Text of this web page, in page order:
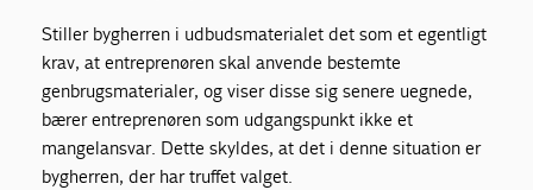
Stiller bygherren i udbudsmaterialet det som et egentligt
krav, at entreprenøren skal anvende bestemte
genbrugsmaterialer, og viser disse sig senere uegnede,
bærer entreprenøren som udgangspunkt ikke et
mangelansvar. Dette skyldes, at det i denne situation er
bygherren, der har truffet valget.